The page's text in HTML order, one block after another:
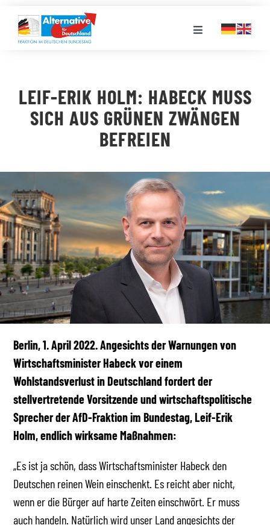
Inhalt
springen
Toggle
LANDESGRUPPEN
PRESSE
STELLENPORTAL
MEDIATHEK
LEIF-ERIK HOLM: HABECK MUSS
SICH AUS GRÜNEN ZWÄNGEN
BEFREIEN
Berlin, 1. April 2022.Angesichts der Warnungen von
Wirtschaftsminister Habeck vor einem
Wohlstandsverlust in Deutschland fordert der
stellvertretende Vorsitzende und wirtschaftspolitische
Sprecher der AfD-Fraktion im Bundestag, Leif-Erik
Holm, endlich wirksame Maßnahmen:
„Es ist ja schön, dass Wirtschaftsminister Habeck den
Deutschen reinen Wein einschenkt. Es reicht aber nicht,
wenn er die Bürger auf harte Zeiten einschwört. Er muss
auch handeln. Natürlich wird unser Land angesichts der